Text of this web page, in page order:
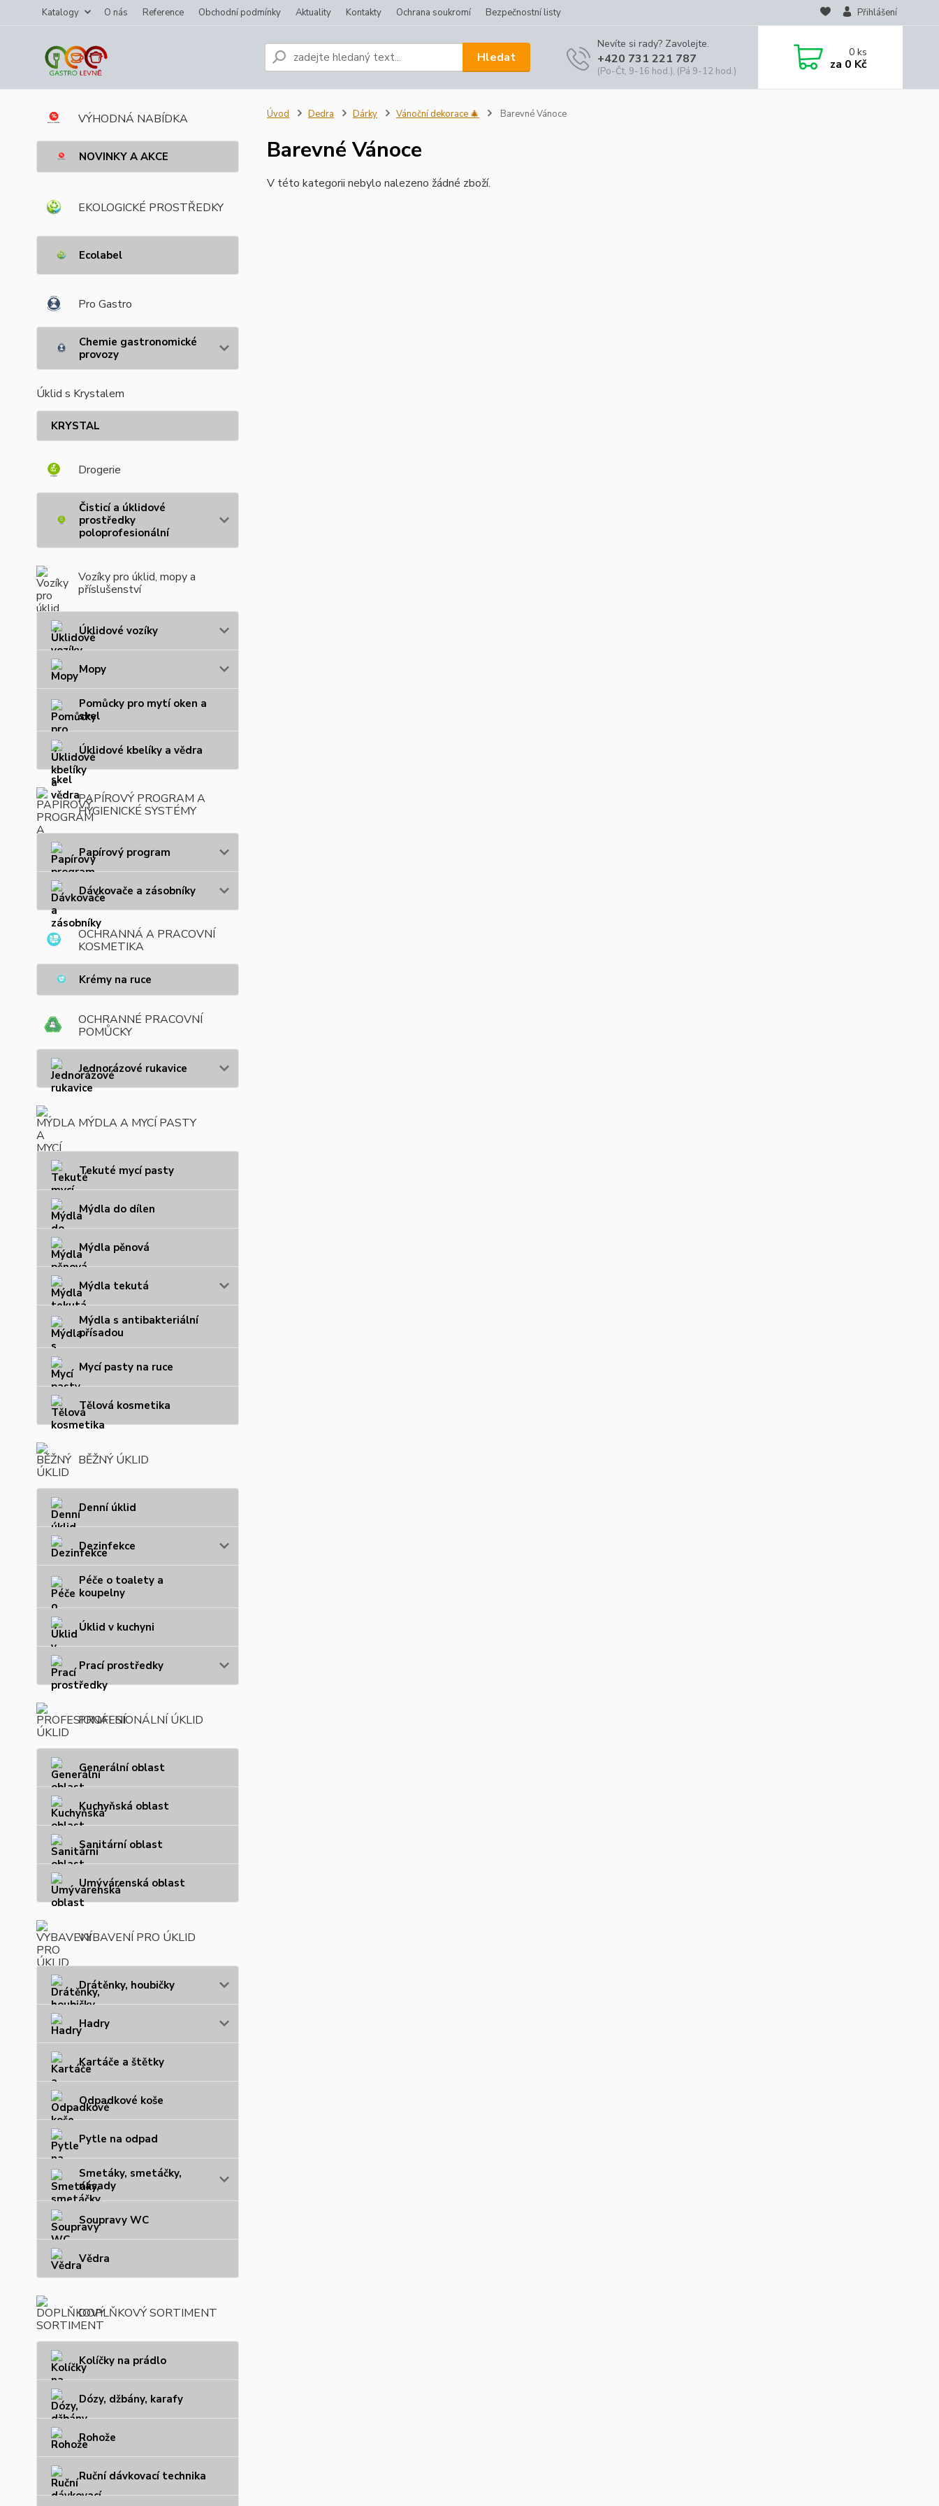
Katalogy O nás Reference Obchodní podmínky Aktuality Kontakty Ochrana soukromí Bezpečnostní listy Přihlášení
Hledat
Nevíte si rady? Zavolejte.
+420 731 221 787
(Po-Čt, 9-16 hod.), (Pá 9-12 hod.)
0ks
za 0 Kč
VÝHODNÁ NABÍDKA
NOVINKY A AKCE
EKOLOGICKÉ PROSTŘEDKY
Ecolabel
Pro Gastro
Chemie gastronomické
provozy
Úklid s Krystalem
KRYSTAL
Drogerie
Čisticí a úklidové
prostředky
poloprofesionální
Vozíky pro úklid, mopy a
příslušenství
Úklidové vozíky
Mopy
Pomůcky pro mytí oken a
skel
Úklidové kbelíky a vědra
PAPÍROVÝ PROGRAM A
HYGIENICKÉ SYSTÉMY
Papírový program
Dávkovače a zásobníky
OCHRANNÁ A PRACOVNÍ
KOSMETIKA
Krémy na ruce
OCHRANNÉ PRACOVNÍ
POMŮCKY
Jednorázové rukavice
MÝDLA A MYCÍ PASTY
Tekuté mycí pasty
Mýdla do dílen
Mýdla pěnová
Mýdla tekutá
Mýdla s antibakteriální
přísadou
Mycí pasty na ruce
Tělová kosmetika
BĚŽNÝ ÚKLID
Denní úklid
Dezinfekce
Péče o toalety a
koupelny
Úklid v kuchyni
Prací prostředky
PROFESIONÁLNÍ ÚKLID
Generální oblast
Kuchyňská oblast
Sanitární oblast
Umývárenská oblast
VYBAVENÍ PRO ÚKLID
Drátěnky, houbičky
Hadry
Kartáče a štětky
Odpadkové koše
Pytle na odpad
Smetáky, smetáčky,
násady
Soupravy WC
Vědra
DOPLŇKOVÝ SORTIMENT
Kolíčky na prádlo
Dózy, džbány, karafy
Rohože
Ruční dávkovací technika
Úvod Dedra Dárky Vánoční dekorace 🎄 Barevné Vánoce
Barevné Vánoce
V této kategorii nebylo nalezeno žádné zboží.